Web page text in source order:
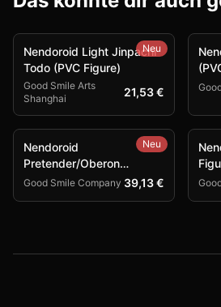
Neu
Nendoroid Light Jinpachi
Todo (PVC Figure)
Good Smile Arts
Shanghai
21,53 €
Neu
Nendoroid
Pretender/Oberon
Vortigern (PVC Figure)
Good Smile Company 39,13 €